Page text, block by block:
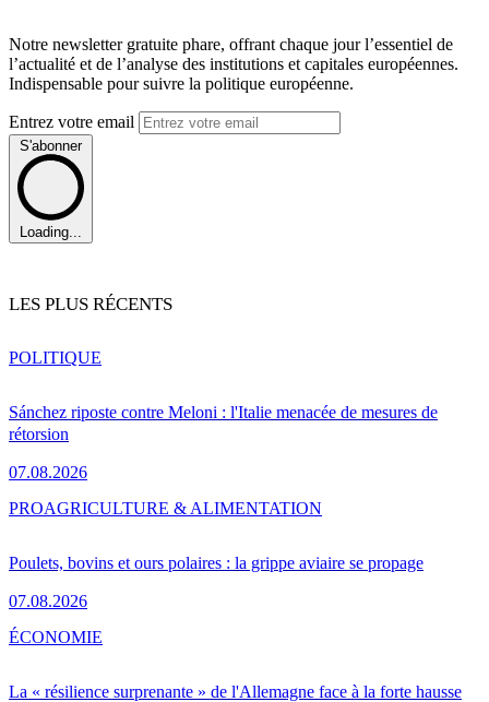
Notre newsletter gratuite phare, offrant chaque jour l’essentiel de
l’actualité et de l’analyse des institutions et capitales européennes.
Indispensable pour suivre la politique européenne.
Entrez votre email
S'abonner
Loading...
LES PLUS RÉCENTS
Sánchez riposte contre Meloni : l'Italie menacée de mesures de
rétorsion
07.08.2026
POLITIQUE
Poulets, bovins et ours polaires : la grippe aviaire se propage
07.08.2026
PROAGRICULTURE & ALIMENTATION
La « résilience surprenante » de l'Allemagne face à la forte hausse
ÉCONOMIE